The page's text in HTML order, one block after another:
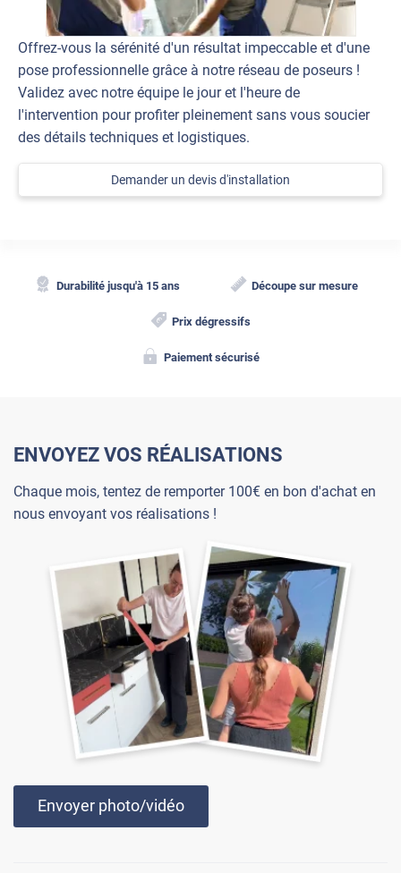
Offrez-vous la sérénité d'un résultat impeccable et d'une
pose professionnelle grâce à notre réseau de poseurs !
Validez avec notre équipe le jour et l'heure de
l'intervention pour profiter pleinement sans vous soucier
des détails techniques et logistiques.
Demander un devis d'installation
Durabilité jusqu'à 15 ans Découpe sur mesure
Prix dégressifs
Paiement sécurisé
ENVOYEZ VOS RÉALISATIONS
Chaque mois, tentez de remporter 100€ en bon d'achat en
nous envoyant vos réalisations !
Envoyer photo/vidéo